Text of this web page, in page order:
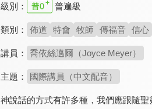
級別： 普遍級
類別： 佈道 特會 牧師 傳福音 信心
講員： 喬依絲邁爾（Joyce Meyer）
主題： 國際講員（中文配音）
神說話的方式有許多種，我們應跟隨